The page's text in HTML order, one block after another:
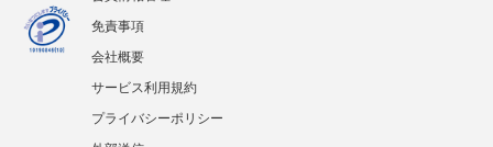
免責事項
会社概要
サービス利用規約
プライバシーポリシー